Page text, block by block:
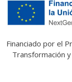
Financiado por el
Transformación